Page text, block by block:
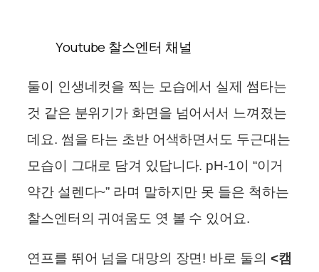
Youtube 찰스엔터 채널
둘이 인생네컷을 찍는 모습에서 실제 썸타는
것 같은 분위기가 화면을 넘어서서 느껴졌는
데요. 썸을 타는 초반 어색하면서도 두근대는
모습이 그대로 담겨 있답니다. pH-1이 “이거
약간 설렌다~” 라며 말하지만 못 들은 척하는
찰스엔터의 귀여움도 엿 볼 수 있어요.
연프를 뛰어 넘을 대망의 장면! 바로 둘의 <캠